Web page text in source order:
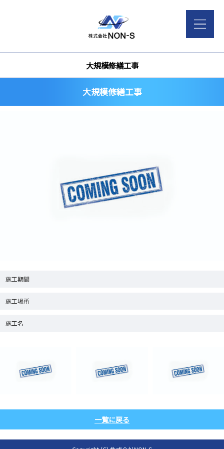
大規模修繕工事
大規模修繕工事
施工期間
施工場所
施工名
一覧に戻る